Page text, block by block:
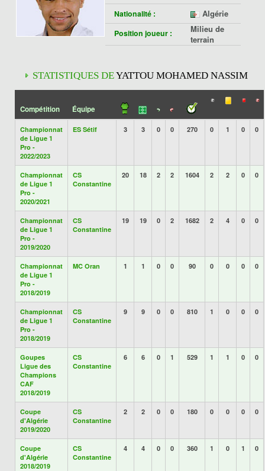
Nationalité : Algérie
Position joueur :
Milieu de
terrain
STATISTIQUES DEYATTOU MOHAMED NASSIM
Compétition Équipe
Championnat
de Ligue 1
Pro -
2022/2023
ES Sétif 3 3 0 0 270 0 1 0 0
Championnat
de Ligue 1
Pro -
2020/2021
CS
Constantine
20 18 2 2 1604 2 2 0 0
Championnat
de Ligue 1
Pro -
2019/2020
CS
Constantine
19 19 0 2 1682 2 4 0 0
Championnat
de Ligue 1
Pro -
2018/2019
MC Oran 1 1 0 0 90 0 0 0 0
Championnat
de Ligue 1
Pro -
2018/2019
CS
Constantine
9 9 0 0 810 1 0 0 0
Goupes
Ligue des
Champions
CAF
2018/2019
CS
Constantine
6 6 0 1 529 1 1 0 0
Coupe
d'Algérie
2019/2020
CS
Constantine
2 2 0 0 180 0 0 0 0
Coupe
d'Algérie
2018/2019
CS
Constantine
4 4 0 0 360 1 0 1 0